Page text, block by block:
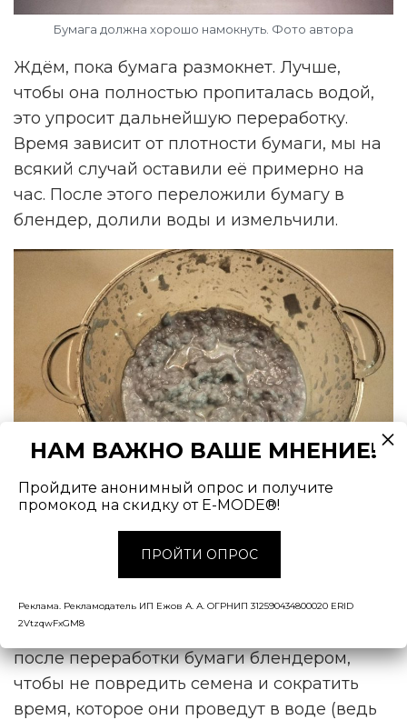
Бумага должна хорошо намокнуть. Фото автора
Ждём, пока бумага размокнет. Лучше,
чтобы она полностью пропиталась водой,
это упросит дальнейшую переработку.
Время зависит от плотности бумаги, мы на
всякий случай оставили её примерно на
час. После этого переложили бумагу в
блендер, долили воды и измельчили.
Вот такая масса получается после измельчения. Фото
В получившуюся массу — пульпу — нужно
вмешать семена. Важно это сделать уже
после переработки бумаги блендером,
чтобы не повредить семена и сократить
время, которое они проведут в воде (ведь
НАМ ВАЖНО ВАШЕ МНЕНИЕ!
Пройдите анонимный опрос и получите
промокод на скидку от E-MODE®!
ПРОЙТИ ОПРОС
Реклама. Рекламодатель ИП Ежов А. А. ОГРНИП 312590434800020 ERID
2VtzqwFxGM8